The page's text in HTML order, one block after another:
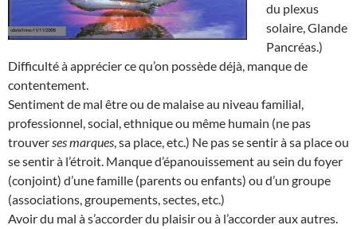
du plexus
solaire, Glande
Pancréas.)
Difficulté à apprécier ce qu’on possède déjà, manque de
contentement.
Sentiment de mal être ou de malaise au niveau familial,
professionnel, social, ethnique ou même humain (ne pas
trouverses marques, sa place, etc.) Ne pas se sentir à sa place ou
se sentir à l’étroit. Manque d’épanouissement au sein du foyer
(conjoint) d’une famille (parents ou enfants) ou d’un groupe
(associations, groupements, sectes, etc.)
Avoir du mal à s’accorder du plaisir ou à l’accorder aux autres.